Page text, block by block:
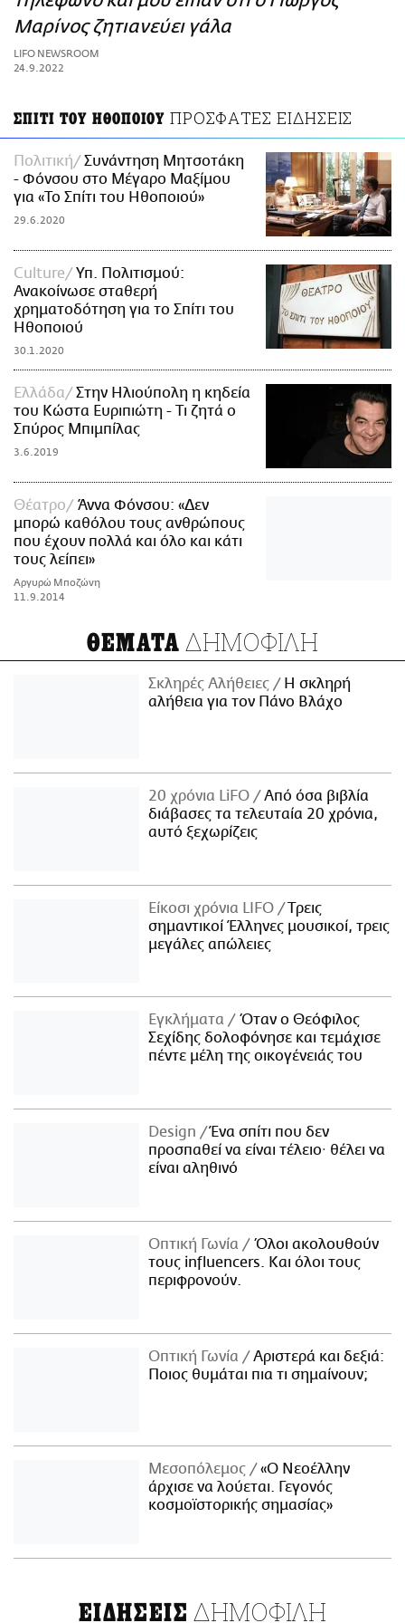
ΑΜΠΑ
PRINT
Μαρίνος ζητιανεύει γάλα
LIFO NEWSROOM
24.9.2022
ΣΠΙΤΙ ΤΟΥ ΗΘΟΠΟΙΟΥ ΠΡΟΣΦΑΤΕΣ ΕΙΔΗΣΕΙΣ
Πολιτική
Συνάντηση Μητσοτάκη
- Φόνσου στο Μέγαρο Μαξίμου
για «Το Σπίτι του Ηθοποιού»
29.6.2020
Culture
Υπ. Πολιτισμού:
Ανακοίνωσε σταθερή
χρηματοδότηση για το Σπίτι του
Ηθοποιού
30.1.2020
Ελλάδα
Στην Ηλιούπολη η κηδεία
του Κώστα Ευριπιώτη - Τι ζητά ο
Σπύρος Μπιμπίλας
3.6.2019
Θέατρο
Άννα Φόνσου: «Δεν
μπορώ καθόλου τους ανθρώπους
που έχουν πολλά και όλο και κάτι
τους λείπει»
Αργυρώ Μποζώνη
11.9.2014
ΘΕΜΑΤΑ ΔΗΜΟΦΙΛΗ
Σκληρές Αλήθειες
H σκληρή
αλήθεια για τον Πάνο Βλάχο
20 χρόνια LiFO
Από όσα βιβλία
διάβασες τα τελευταία 20 χρόνια,
αυτό ξεχωρίζεις
Είκοσι χρόνια LIFO
Tρεις
σημαντικοί Έλληνες μουσικοί, τρεις
μεγάλες απώλειες
Εγκλήματα
Όταν ο Θεόφιλος
Σεχίδης δολοφόνησε και τεμάχισε
πέντε μέλη της οικογένειάς του
Design
Ένα σπίτι που δεν
προσπαθεί να είναι τέλειο· θέλει να
είναι αληθινό
Οπτική Γωνία
Όλοι ακολουθούν
τους influencers. Και όλοι τους
περιφρονούν.
Οπτική Γωνία
Αριστερά και δεξιά:
Ποιος θυμάται πια τι σημαίνουν;
Μεσοπόλεμος
«Ο Νεοέλλην
άρχισε να λούεται. Γεγονός
κοσμοϊστορικής σημασίας»
ΕΙΔΗΣΕΙΣ ΔΗΜΟΦΙΛΗ